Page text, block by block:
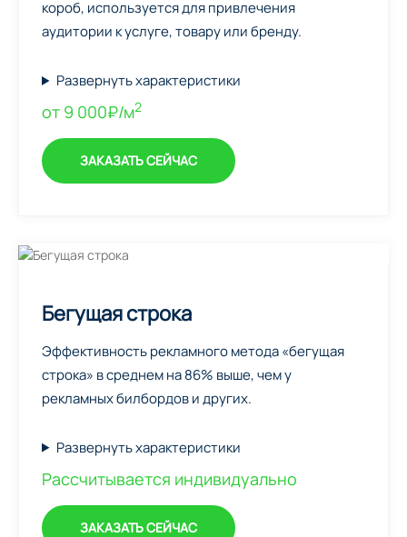
короб, используется для привлечения
аудитории к услуге, товару или бренду.
Развернуть характеристики
от 9 000₽/м2
ЗАКАЗАТЬ СЕЙЧАС
Бегущая строка
Эффективность рекламного метода «бегущая
строка» в среднем на 86% выше, чем у
рекламных билбордов и других.
Развернуть характеристики
Рассчитывается индивидуально
ЗАКАЗАТЬ СЕЙЧАС